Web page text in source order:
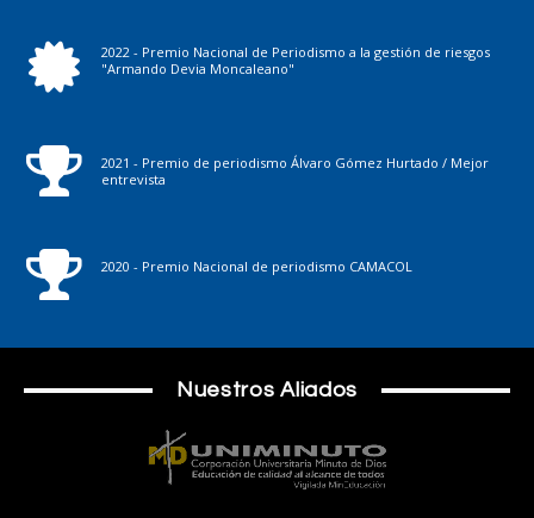
2022 - Premio Nacional de Periodismo a la gestión de riesgos
"Armando Devia Moncaleano"
2021 - Premio de periodismo Álvaro Gómez Hurtado / Mejor
entrevista
2020 - Premio Nacional de periodismo CAMACOL
Nuestros Aliados